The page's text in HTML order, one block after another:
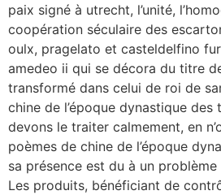
paix signé à utrecht, l’unité,
coopération séculaire des
oulx, pragelato et casteldelfino
amedeo ii qui se décora du titre
transformé dans celui de roi de
chine de l’époque dynastique des
devons le traiter calmement, en
poèmes de chine de l’époque
sa présence est du à un
Les produits, bénéficiant de